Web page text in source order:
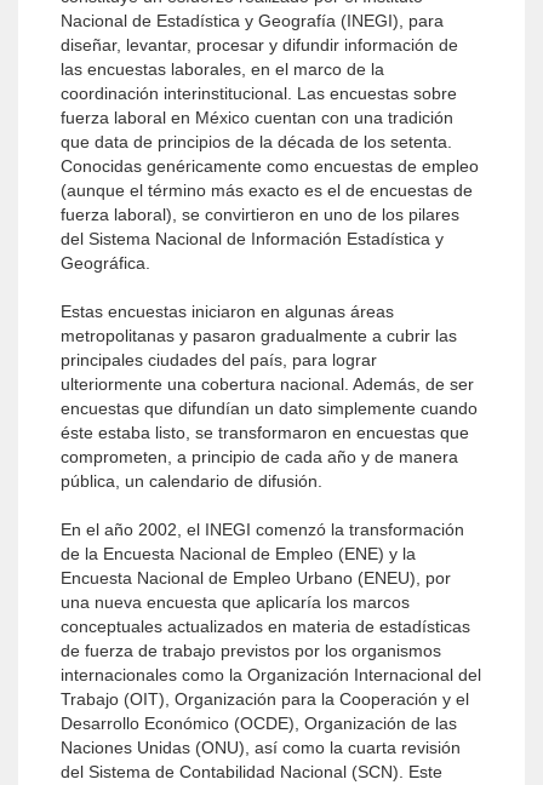
Nacional de Estadística y Geografía (INEGI), para
diseñar, levantar, procesar y difundir información de
las encuestas laborales, en el marco de la
coordinación interinstitucional. Las encuestas sobre
fuerza laboral en México cuentan con una tradición
que data de principios de la década de los setenta.
Conocidas genéricamente como encuestas de empleo
(aunque el término más exacto es el de encuestas de
fuerza laboral), se convirtieron en uno de los pilares
del Sistema Nacional de Información Estadística y
Geográfica.
Estas encuestas iniciaron en algunas áreas
metropolitanas y pasaron gradualmente a cubrir las
principales ciudades del país, para lograr
ulteriormente una cobertura nacional. Además, de ser
encuestas que difundían un dato simplemente cuando
éste estaba listo, se transformaron en encuestas que
comprometen, a principio de cada año y de manera
pública, un calendario de difusión.
En el año 2002, el INEGI comenzó la transformación
de la Encuesta Nacional de Empleo (ENE) y la
Encuesta Nacional de Empleo Urbano (ENEU), por
una nueva encuesta que aplicaría los marcos
conceptuales actualizados en materia de estadísticas
de fuerza de trabajo previstos por los organismos
internacionales como la Organización Internacional del
Trabajo (OIT), Organización para la Cooperación y el
Desarrollo Económico (OCDE), Organización de las
Naciones Unidas (ONU), así como la cuarta revisión
del Sistema de Contabilidad Nacional (SCN). Este